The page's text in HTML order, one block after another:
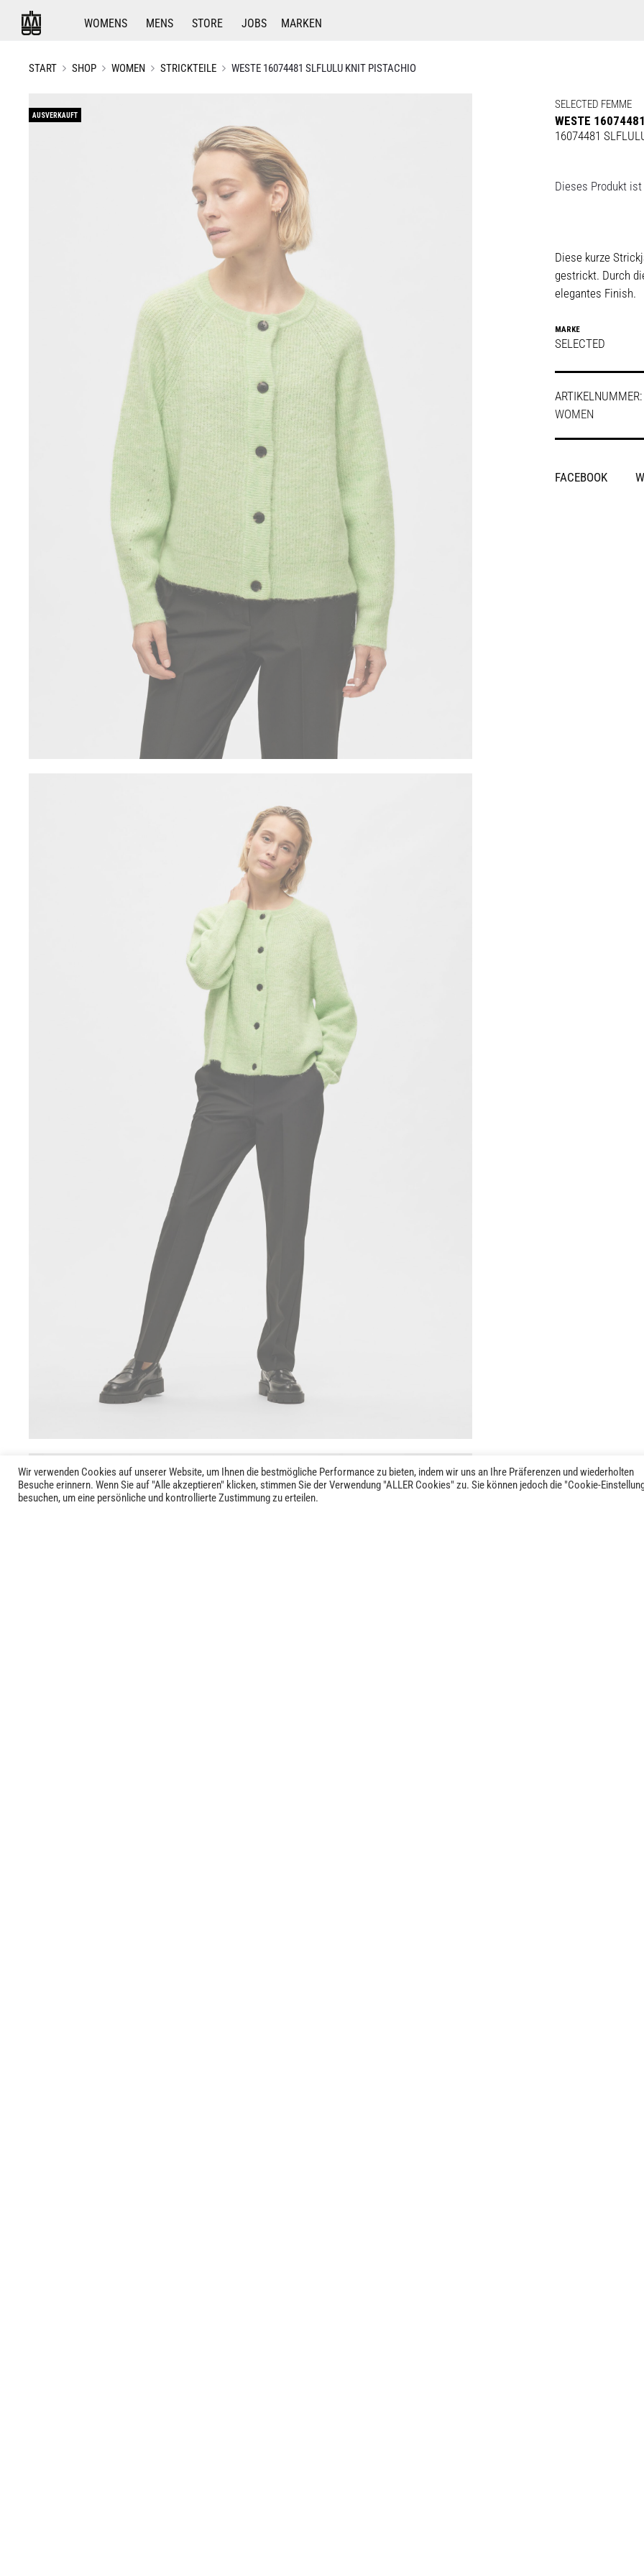
WOMENS MENS STORE JOBS MARKEN
START SHOP WOMEN STRICKTEILE WESTE 16074481 SLFLULU KNIT PISTACHIO
AUSVERKAUFT
SELECTED FEMME
WESTE
16074481
Dieses Produkt
Diese kurze
gestrickt. Durch
elegantes Finish.
MARKE
SELECTED
ARTIKELNUMMER:
WOMEN
SHARE
FACEBOOK
Wir verwenden Cookies auf unserer Website, um Ihnen die bestmögliche Performance zu bieten, indem wir uns an Ihre Präferenzen und wiederholten
Besuche erinnern. Wenn Sie auf "Alle akzeptieren" klicken, stimmen Sie der Verwendung "ALLER Cookies" zu. Sie können jedoch die "Cookie-
besuchen, um eine persönliche und kontrollierte Zustimmung zu erteilen.